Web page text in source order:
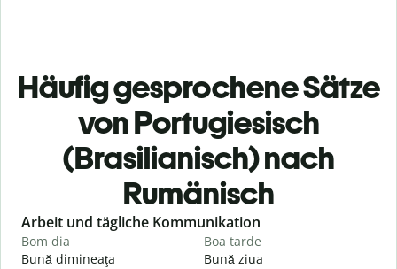
Häufig gesprochene Sätze
von Portugiesisch
(Brasilianisch) nach
Rumänisch
Slide 1 of 6
Arbeit und tägliche Kommunikation
Bom dia
Bună dimineaţa
Boa tarde
Bună ziua